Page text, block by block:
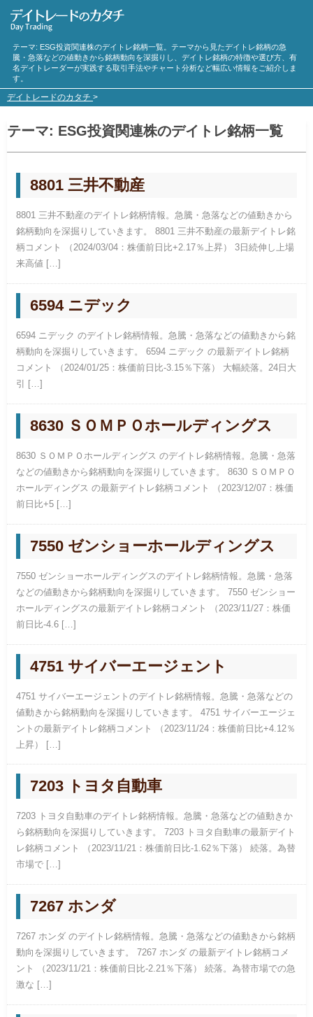
テーマ: ESG投資関連株のデイトレ銘柄一覧。テーマから見たデイトレ銘柄の急
騰・急落などの値動きから銘柄動向を深掘りし、デイトレ銘柄の特徴や選び方、有
名デイトレーダーが実践する取引手法やチャート分析など幅広い情報をご紹介しま
す。
デイトレードのカタチ >
テーマ: ESG投資関連株のデイトレ銘柄一覧
8801 三井不動産
8801 三井不動産のデイトレ銘柄情報。急騰・急落などの値動きから
銘柄動向を深掘りしていきます。 8801 三井不動産の最新デイトレ銘
柄コメント （2024/03/04：株価前日比+2.17％上昇） 3日続伸し上場
来高値 […]
6594 ニデック
6594 ニデック のデイトレ銘柄情報。急騰・急落などの値動きから銘
柄動向を深掘りしていきます。 6594 ニデック の最新デイトレ銘柄
コメント （2024/01/25：株価前日比-3.15％下落） 大幅続落。24日大
引 […]
8630 ＳＯＭＰＯホールディングス
8630 ＳＯＭＰＯホールディングス のデイトレ銘柄情報。急騰・急落
などの値動きから銘柄動向を深掘りしていきます。 8630 ＳＯＭＰＯ
ホールディングス の最新デイトレ銘柄コメント （2023/12/07：株価
前日比+5 […]
7550 ゼンショーホールディングス
7550 ゼンショーホールディングスのデイトレ銘柄情報。急騰・急落
などの値動きから銘柄動向を深掘りしていきます。 7550 ゼンショー
ホールディングスの最新デイトレ銘柄コメント （2023/11/27：株価
前日比-4.6 […]
4751 サイバーエージェント
4751 サイバーエージェントのデイトレ銘柄情報。急騰・急落などの
値動きから銘柄動向を深掘りしていきます。 4751 サイバーエージェ
ントの最新デイトレ銘柄コメント （2023/11/24：株価前日比+4.12％
上昇） […]
7203 トヨタ自動車
7203 トヨタ自動車のデイトレ銘柄情報。急騰・急落などの値動きか
ら銘柄動向を深掘りしていきます。 7203 トヨタ自動車の最新デイト
レ銘柄コメント （2023/11/21：株価前日比-1.62％下落） 続落。為替
市場で […]
7267 ホンダ
7267 ホンダ のデイトレ銘柄情報。急騰・急落などの値動きから銘柄
動向を深掘りしていきます。 7267 ホンダ の最新デイトレ銘柄コメ
ント （2023/11/21：株価前日比-2.21％下落） 続落。為替市場での急
激な […]